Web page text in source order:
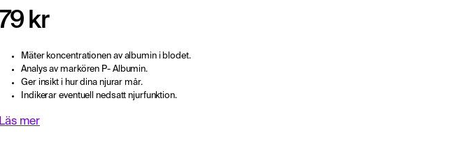
79 kr
Mäter koncentrationen av albumin i blodet.
Analys av markören P- Albumin.
Ger insikt i hur dina njurar mår.
Indikerar eventuell nedsatt njurfunktion.
Läs mer